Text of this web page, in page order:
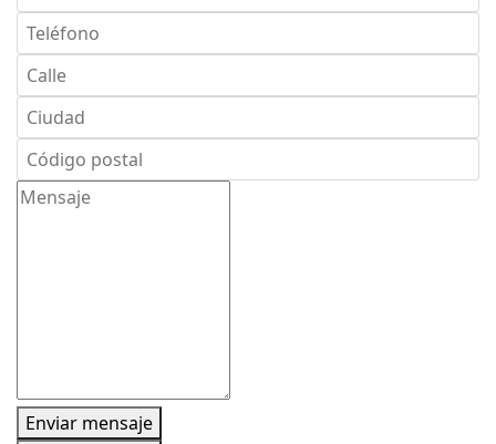
Enviar mensaje